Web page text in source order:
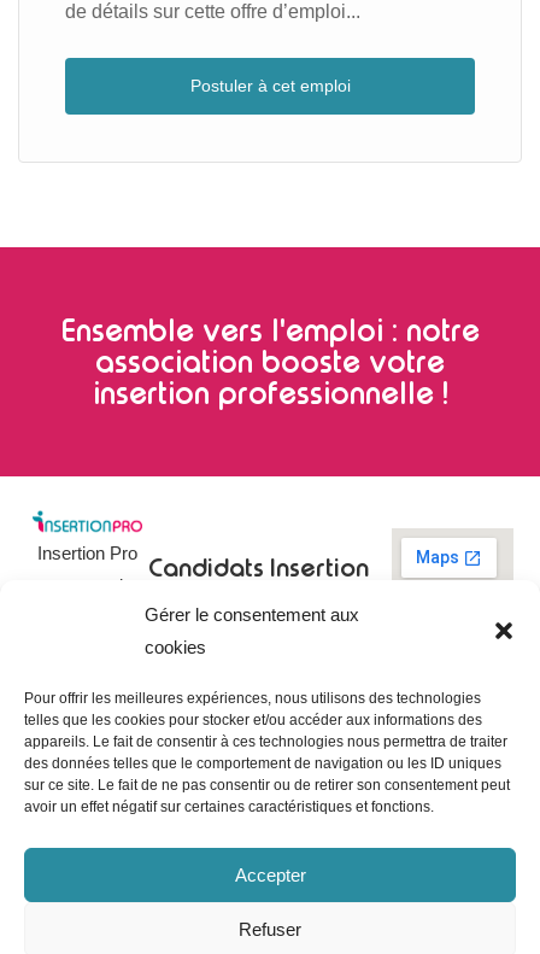
Gérer le consentement aux
cookies
Pour offrir les meilleures expériences, nous utilisons des technologies
telles que les cookies pour stocker et/ou accéder aux informations des
appareils. Le fait de consentir à ces technologies nous permettra de traiter
des données telles que le comportement de navigation ou les ID uniques
sur ce site. Le fait de ne pas consentir ou de retirer son consentement peut
avoir un effet négatif sur certaines caractéristiques et fonctions.
Accepter
Refuser
de détails sur cette offre d’emploi...
Postuler à cet emploi
Ensemble vers l'emploi : notre
association booste votre
insertion professionnelle !
Insertion Pro
est une action
pour
l’Insertion
Professionnelle ,
dédiée à
l’insertion et
Candidats
emploi
Tableau de
bord du
candidat
Entreprises
Poster une
entreprises
Insertion
09 73 03 78
Contact
CGU
Mentions
légales
confidentialité
Politique de
cookies